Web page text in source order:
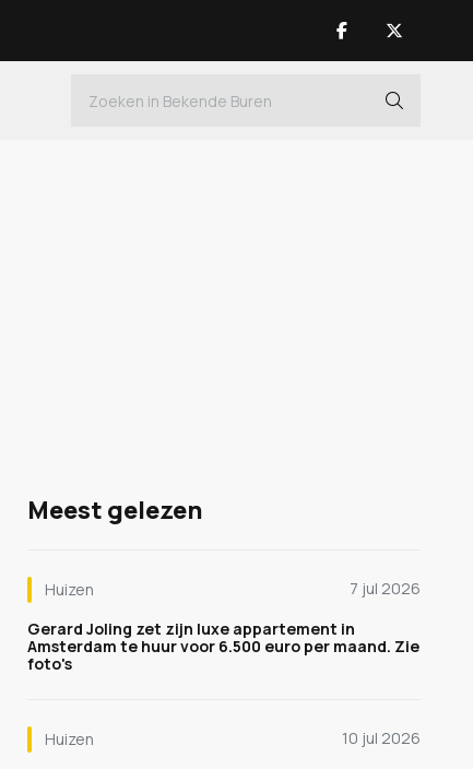
Meest gelezen
Huizen
7 jul 2026
Gerard Joling zet zijn luxe appartement in
Amsterdam te huur voor 6.500 euro per maand. Zie
foto's
Huizen
10 jul 2026